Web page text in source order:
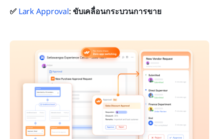
✅ Lark Approval: ขับเคลื่อนกระบวนการขาย